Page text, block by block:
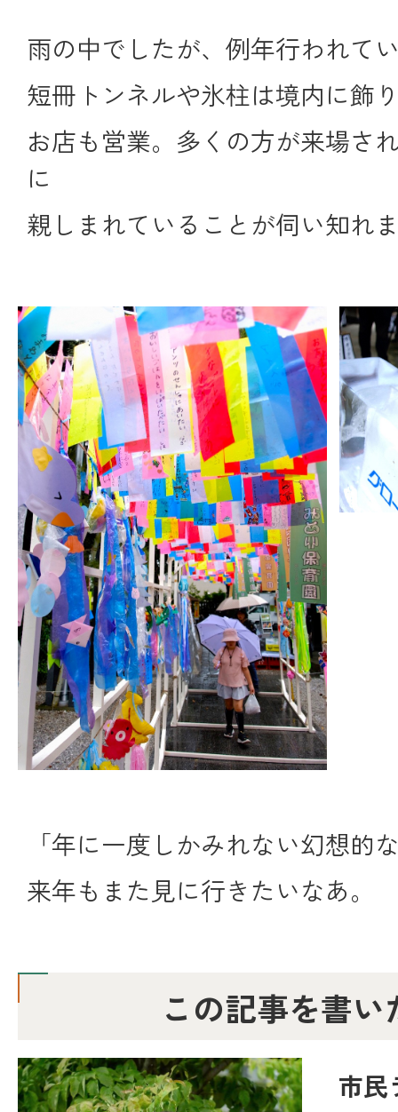
雨の中でしたが、例年行われて
短冊トンネルや氷柱は境内に飾
お店も営業。多くの方が来場さ
に
親しまれていることが伺い知れ
「年に一度しかみれない幻想的
来年もまた見に行きたいなあ。
この記事を書
市民